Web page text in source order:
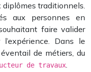
traditionnels.
aux personnes en
faire valider
Dans le
de métiers, du
de travaux.